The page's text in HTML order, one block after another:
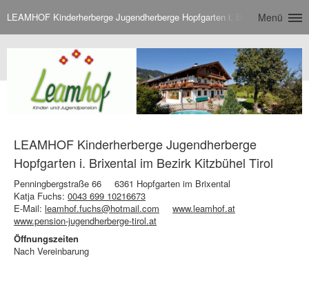
LEAMHOF Kinderherberge Jugendherberge Hopfgarten i. Brixental im
Menü
LEAMHOF Kinderherberge Jugendherberge
Hopfgarten i. Brixental im Bezirk Kitzbühel Tirol
Penningbergstraße 66
6361 Hopfgarten im Brixental
Katja Fuchs: 0043 699 10216673
E-Mail: leamhof.fuchs@hotmail.com
www.leamhof.at
www.pension-jugendherberge-tirol.at
Öffnungszeiten
Nach Vereinbarung